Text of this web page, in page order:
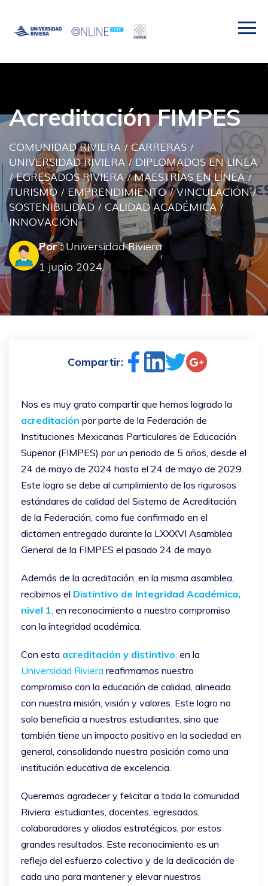
Acreditación FIMPES
COMUNIDAD RIVIERA / CARRERAS /
UNIVERSIDAD RIVIERA/DIPLOMADOS EN LÍNEA
/EGRESADOS RIVIERA/MAESTRÍAS EN LÍNEA/
TURISMO /EMPRENDIMIENTO/VINCULACIÓN/
SOSTENIBILIDAD / CALIDAD ACADÉMICA/
INNOVACIÓN
Por :Universidad Riviera
1 junio 2024
Compartir:
Nos es muy grato compartir que hemos logrado la
acreditación por parte de la Federación de
Instituciones Mexicanas Particulares de Educación
Superior (FIMPES) por un periodo de 5 años, desde el
24 de mayo de 2024 hasta el 24 de mayo de 2029.
Este logro se debe al cumplimiento de los rigurosos
estándares de calidad del Sistema de Acreditación
de la Federación, como fue confirmado en el
dictamen entregado durante la LXXXVI Asamblea
General de la FIMPES el pasado 24 de mayo.
Además de la acreditación, en la misma asamblea,
recibimos el Distintivo de Integridad Académica,
nivel 1, en reconocimiento a nuestro compromiso
con la integridad académica.
Con esta acreditación y distintivo, en la
Universidad Riviera reafirmamos nuestro
compromiso con la educación de calidad, alineada
con nuestra misión, visión y valores. Este logro no
solo beneficia a nuestros estudiantes, sino que
también tiene un impacto positivo en la sociedad en
general, consolidando nuestra posición como una
institución educativa de excelencia.
Queremos agradecer y felicitar a toda la comunidad
Riviera: estudiantes, docentes, egresados,
colaboradores y aliados estratégicos, por estos
grandes resultados. Este reconocimiento es un
reflejo del esfuerzo colectivo y de la dedicación de
cada uno para mantener y elevar nuestros